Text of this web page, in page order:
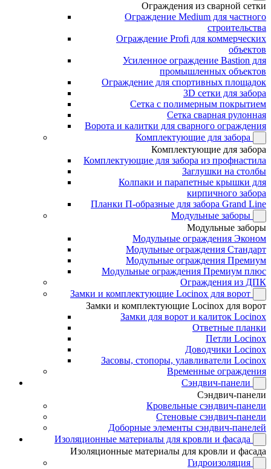
Ограждения из сварной сетки
Ограждение Medium для частного
строительства
Ограждение Profi для коммерческих
объектов
Усиленное ограждение Bastion для
промышленных объектов
Ограждение для спортивных площадок
3D сетки для забора
Сетка с полимерным покрытием
Сетка сварная рулонная
Ворота и калитки для сварного ограждения
Комплектующие для забора
Комплектующие для забора
Комплектующие для забора из профнастила
Заглушки на столбы
Колпаки и парапетные крышки для
кирпичного забора
Планки П-образные для забора Grand Line
Модульные заборы
Модульные заборы
Модульные ограждения Эконом
Модульные ограждения Стандарт
Модульные ограждения Премиум
Модульные ограждения Премиум плюс
Ограждения из ДПК
Замки и комплектующие Locinox для ворот
Замки и комплектующие Locinox для ворот
Замки для ворот и калиток Locinox
Ответные планки
Петли Locinox
Доводчики Locinox
Засовы, стопоры, улавливатели Locinox
Временные ограждения
Сэндвич-панели
Сэндвич-панели
Кровельные сэндвич-панели
Стеновые сэндвич-панели
Доборные элементы сэндвич-панелей
Изоляционные материалы для кровли и фасада
Изоляционные материалы для кровли и фасада
Гидроизоляция